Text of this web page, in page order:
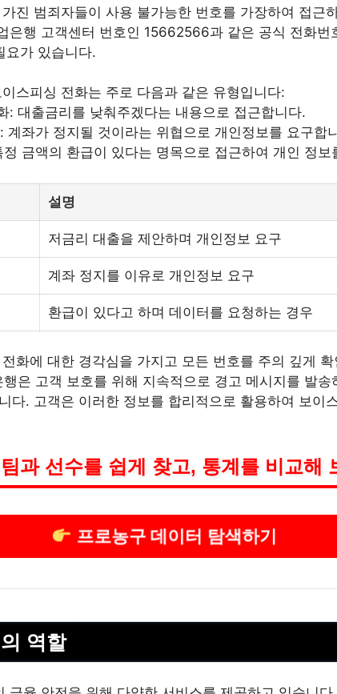
진 범죄자들이 사용 불가능한 번호를 가장하여 접근
은행 고객센터 번호인 15662566과 같은 공식 전화번
요가 있습니다.
스피싱 전화는 주로 다음과 같은 유형입니다:
: 대출금리를 낮춰주겠다는 내용으로 접근합니다.
계좌가 정지될 것이라는 위협으로 개인정보를 요구합
금액의 환급이 있다는 명목으로 접근하여 개인 정보
설명
저금리 대출을 제안하며 개인정보 요구
계좌 정지를 이유로 개인정보 요구
환급이 있다고 하며 데이터를 요청하는 경우
화에 대한 경각심을 가지고 모든 번호를 주의 깊게
은 고객 보호를 위해 지속적으로 경고 메시지를 발
다. 고객은 이러한 정보를 합리적으로 활용하여 보이
과 선수를 쉽게 찾고, 통계를 비교해
프로농구 데이터 탐색하기
역할